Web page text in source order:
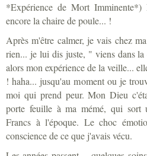
*Expérience de Mort
encore la chaire de poule... !
Après m'être calmer, je vais chez
rien... je lui dis juste, " viens dans
alors mon expérience de la veille...
! haha... jusqu'au moment ou je
moi qui prend peur. Mon Dieu
porte feuille à ma mémé, qui sort
Francs à l'époque. Le choc
conscience de ce que j'avais vécu.